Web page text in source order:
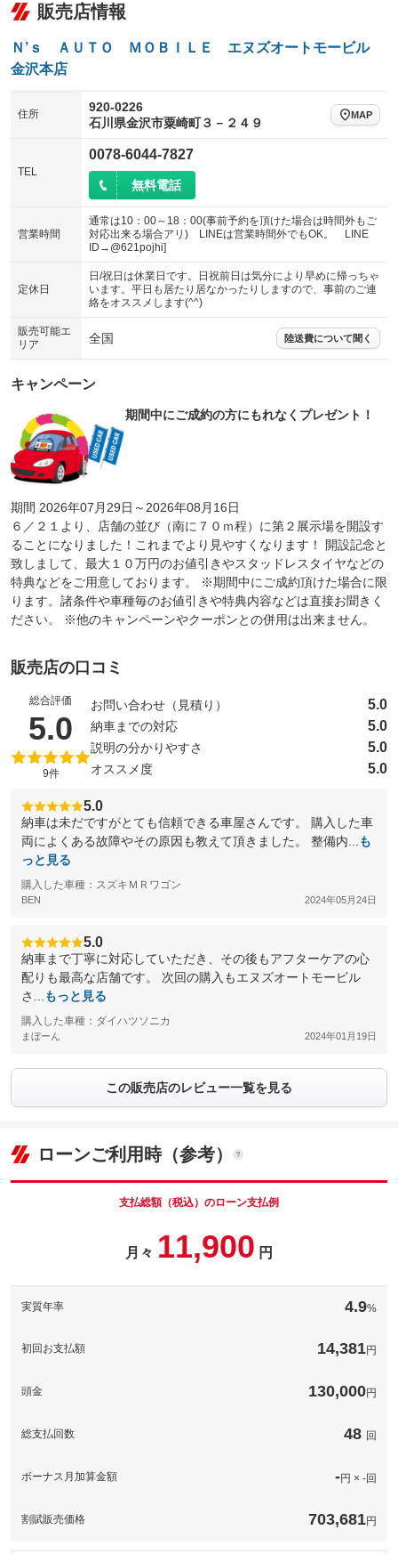
販売店情報
Ｎ’ｓ ＡＵＴＯ ＭＯＢＩＬＥ エヌズオートモービル
金沢本店
住所
920-0226
石川県金沢市粟崎町３－２４９
MAP
TEL
0078-6044-7827
無料電話
営業時間
通常は10：00～18：00(事前予約を頂けた場合は時間外もご
対応出来る場合アリ) LINEは営業時間外でもOK。 LINE
ID→@621pojhi]
定休日
日/祝日は休業日です。日祝前日は気分により早めに帰っちゃ
います。平日も居たり居なかったりしますので、事前のご連
絡をオススメします(^^)
販売可能エ
リア
全国 陸送費について聞く
キャンペーン
期間中にご成約の方にもれなくプレゼント！
期間 2026年07月29日～2026年08月16日
６／２１より、店舗の並び（南に７０ｍ程）に第２展示場を開設す
ることになりました！これまでより見やすくなります！ 開設記念と
致しまして、最大１０万円のお値引きやスタッドレスタイヤなどの
特典などをご用意しております。 ※期間中にご成約頂けた場合に限
ります。諸条件や車種毎のお値引きや特典内容などは直接お聞きく
ださい。 ※他のキャンペーンやクーポンとの併用は出来ません。
販売店の口コミ
総合評価
5.0 （5点満点中）
9件
お問い合わせ（見積り） 5.0
納車までの対応 5.0
説明の分かりやすさ 5.0
オススメ度 5.0
5.0
納車は未だですがとても信頼できる車屋さんです。 購入した車
両によくある故障やその原因も教えて頂きました。 整備内...
も
っと見る
購入した車種：スズキＭＲワゴン
BEN 2024年05月24日
5.0
納車まで丁寧に対応していただき、その後もアフターケアの心
配りも最高な店舗です。 次回の購入もエヌズオートモービル
さ...
もっと見る
購入した車種：ダイハツソニカ
まぼーん 2024年01月19日
この販売店のレビュー一覧を見る
ローンご利用時（参考）
支払総額（税込）のローン支払例
月々 11,900 円
実質年率 4.9%
初回お支払額 14,381円
頭金 130,000円
総支払回数 48 回
ボーナス月加算金額 -円 × -回
割賦販売価格 703,681円